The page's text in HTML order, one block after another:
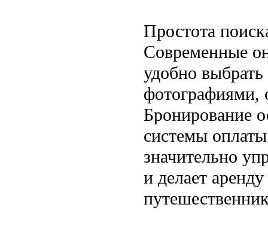
Простота
Современные
удобно
фотографиями,
Бронирование
системы
значительно
и делает